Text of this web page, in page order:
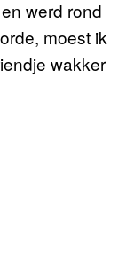
werd rond
moest ik
wakker